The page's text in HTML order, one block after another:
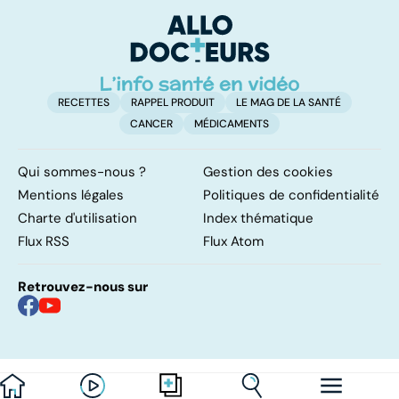
RECETTES RAPPEL PRODUIT
LE MAG DE LA SANTÉ
CANCER
MÉDICAMENTS
Qui sommes-nous ?
Gestion des cookies
Mentions légales
Politiques de confidentialité
Charte d'utilisation
Index thématique
Flux RSS
Flux Atom
Retrouvez-nous sur